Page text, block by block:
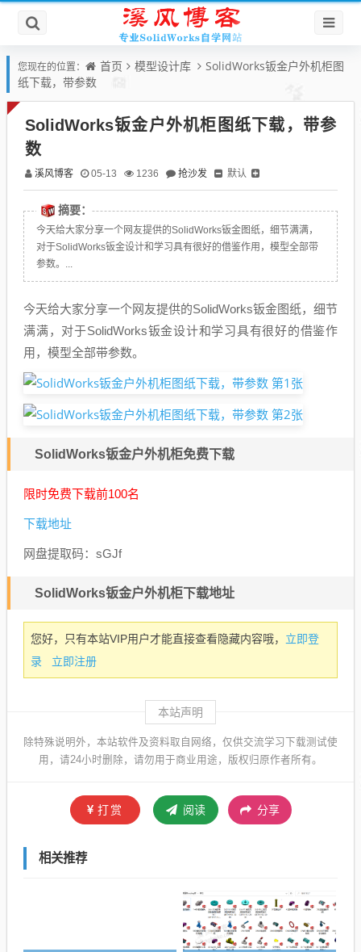
您现在的位置： 首页 模型设计库
SolidWorks钣金户外机柜图
纸下载，带参数
SolidWorks钣金户外机柜图纸下载，带参
数
溪风博客 05-13 1236 抢沙发 默认
摘要：
今天给大家分享一个网友提供的SolidWorks钣金图纸，细节满满，
对于SolidWorks钣金设计和学习具有很好的借鉴作用，模型全部带
参数。...
今天给大家分享一个网友提供的SolidWorks钣金图纸，细节
满满，对于SolidWorks钣金设计和学习具有很好的借鉴作
用，模型全部带参数。
SolidWorks钣金户外机柜免费下载
限时免费下载前100名
下载地址
网盘提取码： sGJf
SolidWorks钣金户外机柜下载地址
您好，只有本站VIP用户才能直接查看隐藏内容哦， 立即登
录
立即注册
本站声明
除特殊说明外，本站软件及资料取自网络，仅供交流学习下载测试使
用，请24小时删除，请勿用于商业用途，版权归原作者所有。
打赏 阅读 分享
相关推荐